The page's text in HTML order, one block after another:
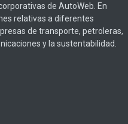
de AutoWeb. En
relativas a diferentes
de transporte, petroleras,
y la sustentabilidad.